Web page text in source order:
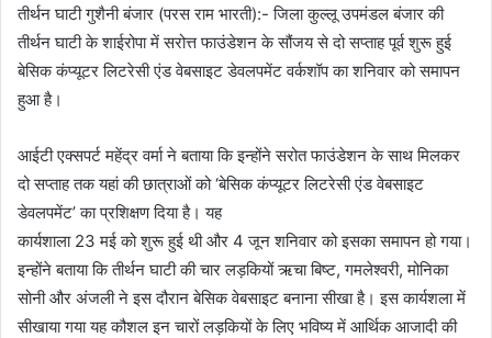
तीर्थन घाटी गुशैनी बंजार (परस राम भारती):- जिला कुल्लू उपमंडल बंजार की
तीर्थन घाटी के शाईरोपा में सरोत्त फाउंडेशन के सौंजय से दो सप्ताह पूर्व शुरू हुई
बेसिक कंप्यूटर लिटरेसी एंड वेबसाइट डेवलपमेंट वर्कशॉप का शनिवार को समापन
हुआ है।
आईटी एक्सपर्ट महेंद्र वर्मा ने बताया कि इन्होंने सरोत फाउंडेशन के साथ मिलकर
दो सप्ताह तक यहां की छात्राओं को ‘बेसिक कंप्यूटर लिटरेसी एंड वेबसाइट
डेवलपमेंट’ का प्रशिक्षण दिया है। यह
कार्यशाला 23 मई को शुरू हुई थी और 4 जून शनिवार को इसका समापन हो गया।
इन्होंने बताया कि तीर्थन घाटी की चार लड़कियों ऋचा बिष्ट, गमलेश्वरी, मोनिका
सोनी और अंजली ने इस दौरान बेसिक वेबसाइट बनाना सीखा है। इस कार्यशला में
सीखाया गया यह कौशल इन चारों लड़कियों के लिए भविष्य में आर्थिक आजादी की